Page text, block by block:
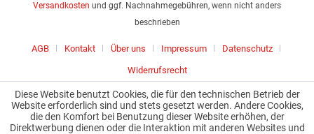
Versandkosten und ggf. Nachnahmegebühren, wenn nicht anders
beschrieben
AGB Kontakt Über uns Impressum Datenschutz
Widerrufsrecht
Diese Website benutzt Cookies, die für den technischen Betrieb der
Website erforderlich sind und stets gesetzt werden. Andere Cookies,
die den Komfort bei Benutzung dieser Website erhöhen, der
Direktwerbung dienen oder die Interaktion mit anderen Websites und